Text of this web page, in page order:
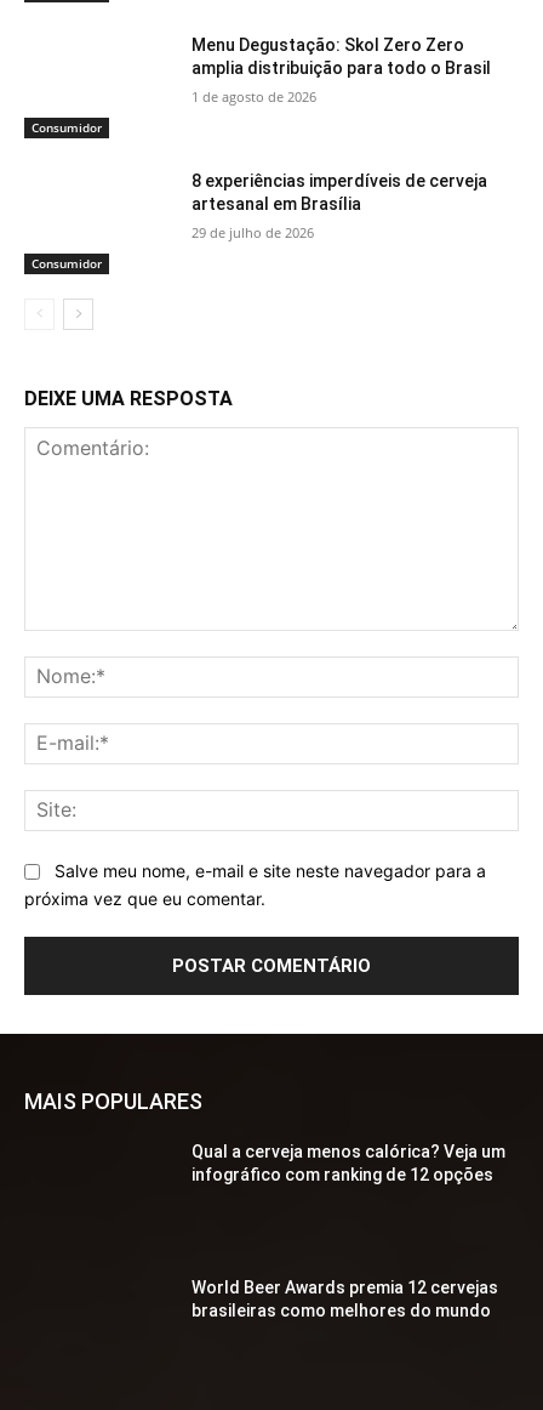
Consumidor
Menu Degustação: Skol Zero Zero
amplia distribuição para todo o Brasil
1 de agosto de 2026
Consumidor
8 experiências imperdíveis de cerveja
artesanal em Brasília
29 de julho de 2026
DEIXE UMA RESPOSTA
Salve meu nome, e-mail e site neste navegador para a
próxima vez que eu comentar.
MAIS POPULARES
Qual a cerveja menos calórica? Veja um
infográfico com ranking de 12 opções
World Beer Awards premia 12 cervejas
brasileiras como melhores do mundo